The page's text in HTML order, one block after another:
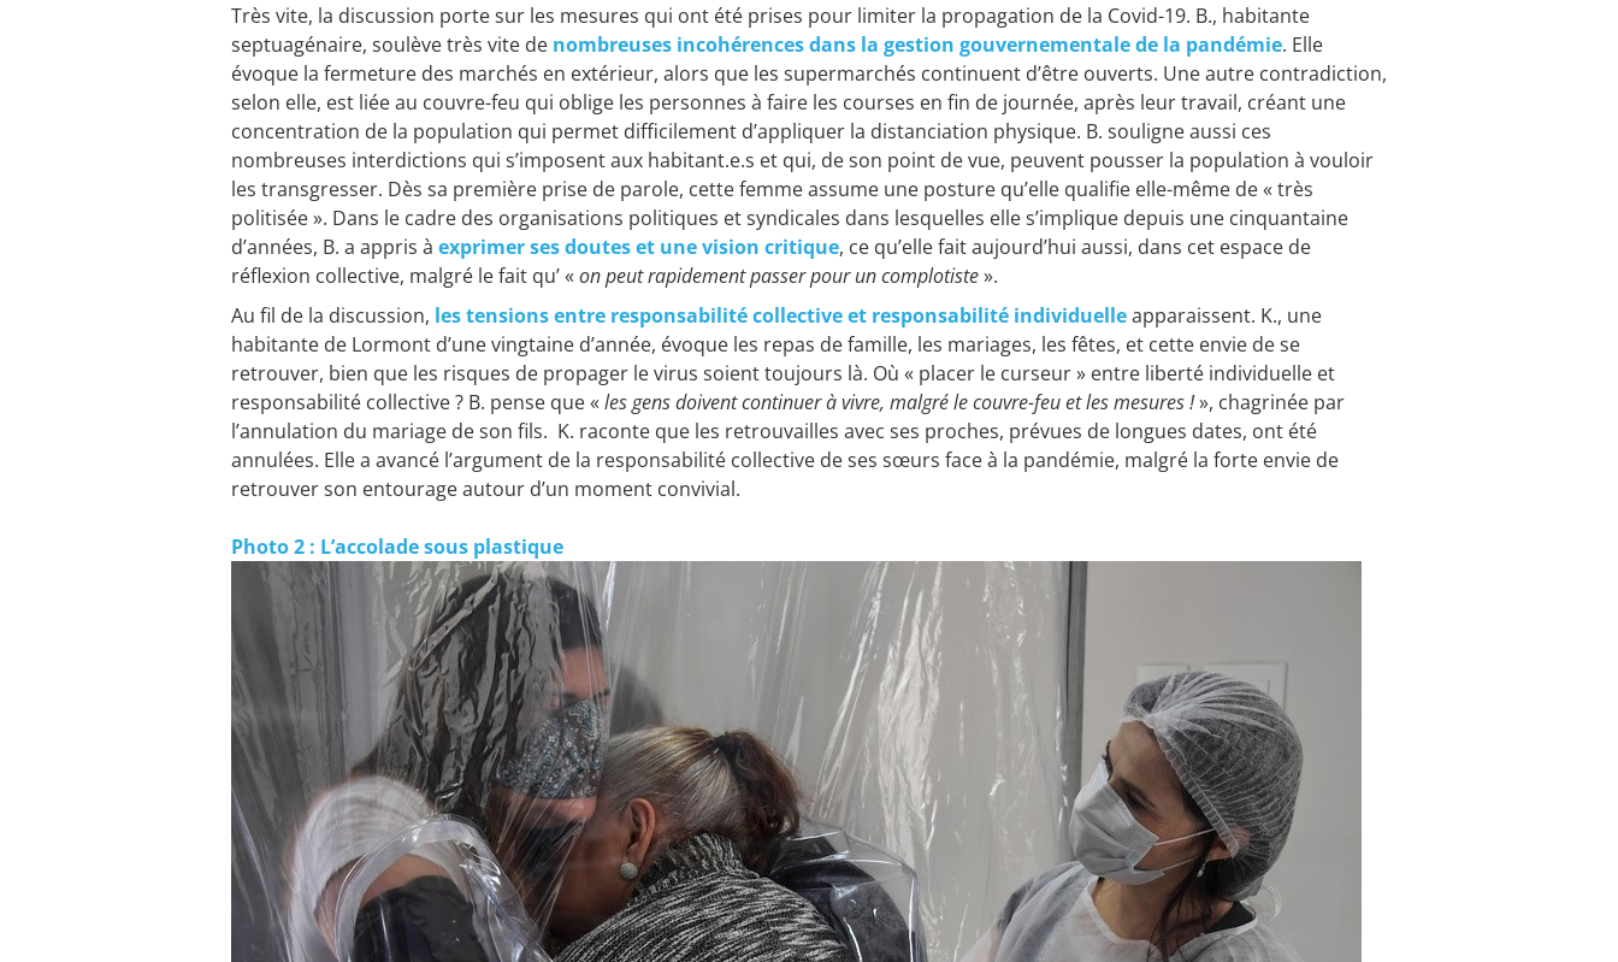
Très vite, la discussion porte sur les mesures qui ont été prises pour limiter la propagation de la Covid-19. B., habitante
septuagénaire, soulève très vite de nombreuses incohérences dans la gestion gouvernementale de la pandémie. Elle
évoque la fermeture des marchés en extérieur, alors que les supermarchés continuent d’être ouverts. Une autre contradiction,
selon elle, est liée au couvre-feu qui oblige les personnes à faire les courses en fin de journée, après leur travail, créant une
concentration de la population qui permet difficilement d’appliquer la distanciation physique. B. souligne aussi ces
nombreuses interdictions qui s’imposent aux habitant.e.s et qui, de son point de vue, peuvent pousser la population à vouloir
les transgresser. Dès sa première prise de parole, cette femme assume une posture qu’elle qualifie elle-même de « très
politisée ». Dans le cadre des organisations politiques et syndicales dans lesquelles elle s’implique depuis une cinquantaine
d’années, B. a appris à exprimer ses doutes et une vision critique, ce qu’elle fait aujourd’hui aussi, dans cet espace de
réflexion collective, malgré le fait qu’ «on peut rapidement passer pour un complotiste».
Au fil de la discussion, les tensions entre responsabilité collective et responsabilité individuelleapparaissent. K., une
habitante de Lormont d’une vingtaine d’année, évoque les repas de famille, les mariages, les fêtes, et cette envie de se
retrouver, bien que les risques de propager le virus soient toujours là. Où « placer le curseur » entre liberté individuelle et
responsabilité collective ? B. pense que «les gens doivent continuer à vivre, malgré le couvre-feu et les mesures !», chagrinée par
l’annulation du mariage de son fils. K. raconte que les retrouvailles avec ses proches, prévues de longues dates, ont été
annulées. Elle a avancé l’argument de la responsabilité collective de ses sœurs face à la pandémie, malgré la forte envie de
retrouver son entourage autour d’un moment convivial.
Photo 2 : L’accolade sous plastique